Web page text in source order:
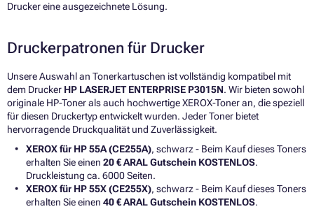
Drucker eine ausgezeichnete Lösung.
Druckerpatronen für Drucker
Unsere Auswahl an Tonerkartuschen ist vollständig kompatibel mit
dem Drucker HP LASERJET ENTERPRISE P3015N. Wir bieten sowohl
originale HP-Toner als auch hochwertige XEROX-Toner an, die speziell
für diesen Druckertyp entwickelt wurden. Jeder Toner bietet
hervorragende Druckqualität und Zuverlässigkeit.
XEROX für HP 55A (CE255A), schwarz - Beim Kauf dieses Toners
erhalten Sie einen 20 € ARAL Gutschein KOSTENLOS.
Druckleistung ca. 6000 Seiten.
XEROX für HP 55X (CE255X), schwarz - Beim Kauf dieses Toners
erhalten Sie einen 40 € ARAL Gutschein KOSTENLOS.